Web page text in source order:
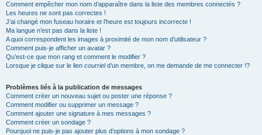
Comment empêcher mon nom d’apparaître dans la liste des membres connectés ?
Les heures ne sont pas correctes !
J’ai changé mon fuseau horaire et l’heure est toujours incorrecte !
Ma langue n’est pas dans la liste !
A quoi correspondent les images à proximité de mon nom d’utilisateur ?
Comment puis-je afficher un avatar ?
Qu’est-ce que mon rang et comment le modifier ?
Lorsque je clique sur le lien courrield’un membre, on me demande de me connecter !?
Problèmes liés à la publication de messages
Comment créer un nouveau sujet ou poster une réponse ?
Comment modifier ou supprimer un message ?
Comment ajouter une signature à mes messages ?
Comment créer un sondage ?
Pourquoi ne puis-je pas ajouter plus d’options à mon sondage ?